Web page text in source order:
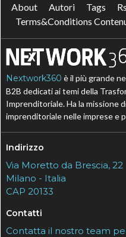
About Autori Tags
Terms&Conditions
Nextwork360 è il più grande
B2B dedicati ai temi della
Imprenditoriale. Ha la missione
imprenditoriale nelle imprese e
Indirizzo
Via Moretto da Brescia, 22
Milano - Italia
CAP 20133
Contatti
Contatta il nostro team